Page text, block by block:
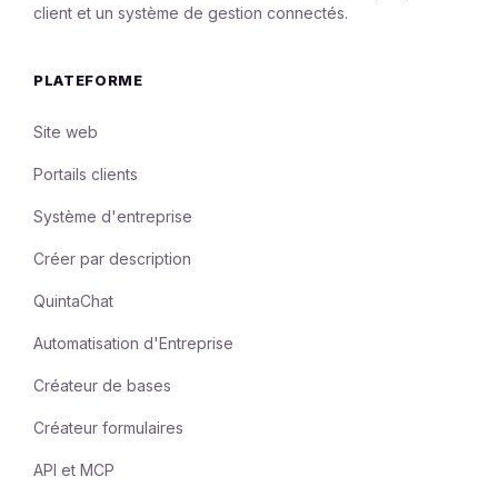
client et un système de gestion connectés.
PLATEFORME
Site web
Portails clients
Système d'entreprise
Créer par description
QuintaChat
Automatisation d'Entreprise
Créateur de bases
Créateur formulaires
API et MCP